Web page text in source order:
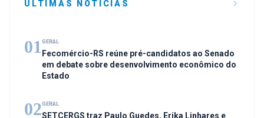
ÚLTIMAS NOTÍCIAS
01 GERAL
Fecomércio-RS reúne pré-candidatos ao Senado
em debate sobre desenvolvimento econômico do
Estado
02GERAL
SETCERGS traz Paulo Guedes, Erika Linhares e